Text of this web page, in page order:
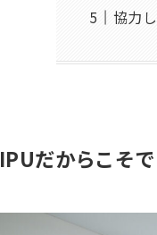
協力
IPUだからこそ